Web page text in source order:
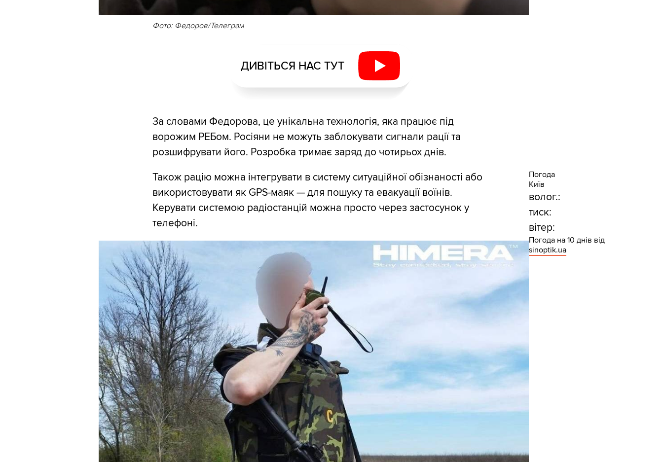
Фото: Федоров/Телеграм
ДИВІТЬСЯ НАС ТУТ
За словами Федорова, це унікальна технологія, яка працює під
ворожим РЕБом. Росіяни не можуть заблокувати сигнали рації та
розшифрувати його. Розробка тримає заряд до чотирьох днів.
Також рацію можна інтегрувати в систему ситуаційної обізнаності або
використовувати як GPS-маяк — для пошуку та евакуації воїнів.
Керувати системою радіостанцій можна просто через застосунок у
телефоні.
Погода
Київ
волог.:
тиск:
вітер:
Погода на 10 днів від
sinoptik.ua